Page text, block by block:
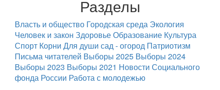
Разделы
Власть и общество Городская среда Экология
Человек и закон ЗдоровьеОбразование Культура
Спорт Корни Для души сад - огород Патриотизм
Письма читателей Выборы 2025 Выборы 2024
Выборы 2023 Выборы 2021 Новости Социального
фонда России Работа с молодежью